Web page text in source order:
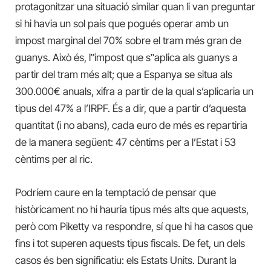
protagonitzar una situació similar quan li van preguntar
si hi havia un sol país que pogués operar amb un
impost marginal del 70% sobre el tram més gran de
guanys. Això és, l‟impost que s‟aplica als guanys a
partir del tram més alt; que a Espanya se situa als
300.000€ anuals, xifra a partir de la qual s’aplicaria un
tipus del 47% a l’IRPF. És a dir, que a partir d’aquesta
quantitat (i no abans), cada euro de més es repartiria
de la manera següent: 47 cèntims per a l’Estat i 53
cèntims per al ric.
Podríem caure en la temptació de pensar que
històricament no hi hauria tipus més alts que aquests,
però com Piketty va respondre, sí que hi ha casos que
fins i tot superen aquests tipus fiscals. De fet, un dels
casos és ben significatiu: els Estats Units. Durant la